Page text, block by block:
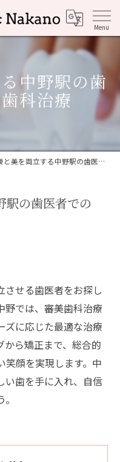
中野駅の歯
科治療
美を両立する中野駅の歯医者での審美歯科治療
駅の歯医者での
させる歯医者をお探し
野では、審美歯科治療
ズに応じた最適な治療
ら矯正まで、総合的
笑顔を実現します。中
い歯を手に入れ、自信